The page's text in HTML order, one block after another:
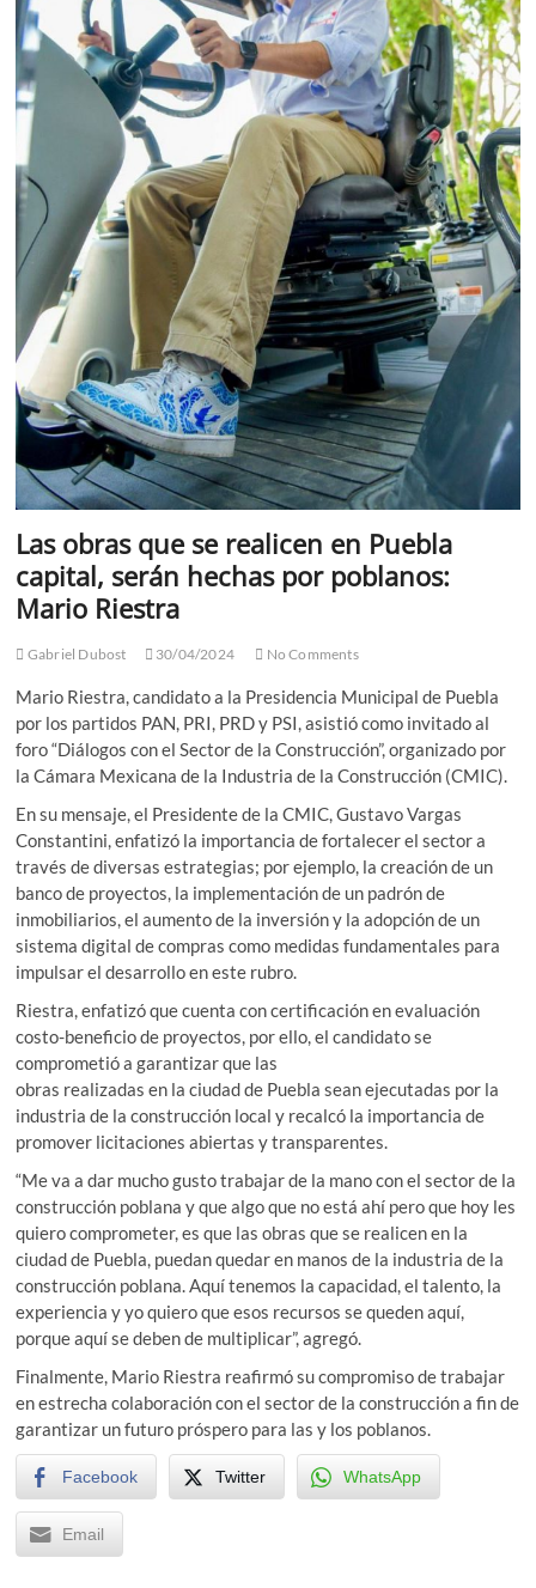
Las obras que se realicen en Puebla
capital, serán hechas por poblanos:
Mario Riestra
Gabriel Dubost 30/04/2024 No Comments
Mario Riestra, candidato a la Presidencia Municipal de Puebla
por los partidos PAN, PRI, PRD y PSI, asistió como invitado al
foro “Diálogos con el Sector de la Construcción”, organizado por
la Cámara Mexicana de la Industria de la Construcción (CMIC).
En su mensaje, el Presidente de la CMIC, Gustavo Vargas
Constantini, enfatizó la importancia de fortalecer el sector a
través de diversas estrategias; por ejemplo, la creación de un
banco de proyectos, la implementación de un padrón de
inmobiliarios, el aumento de la inversión y la adopción de un
sistema digital de compras como medidas fundamentales para
impulsar el desarrollo en este rubro.
Riestra, enfatizó que cuenta con certificación en evaluación
costo-beneficio de proyectos, por ello, el candidato se
comprometió a garantizar que las
obras realizadas en la ciudad de Puebla sean ejecutadas por la
industria de la construcción local y recalcó la importancia de
promover licitaciones abiertas y transparentes.
“Me va a dar mucho gusto trabajar de la mano con el sector de la
construcción poblana y que algo que no está ahí pero que hoy les
quiero comprometer, es que las obras que se realicen en la
ciudad de Puebla, puedan quedar en manos de la industria de la
construcción poblana. Aquí tenemos la capacidad, el talento, la
experiencia y yo quiero que esos recursos se queden aquí,
porque aquí se deben de multiplicar”, agregó.
Finalmente, Mario Riestra reafirmó su compromiso de trabajar
en estrecha colaboración con el sector de la construcción a fin de
garantizar un futuro próspero para las y los poblanos.
Facebook Twitter WhatsApp
Email